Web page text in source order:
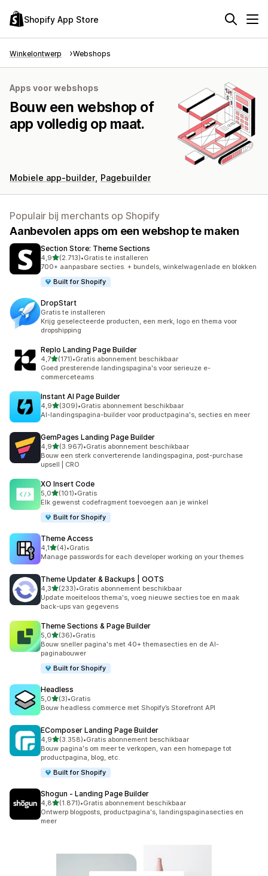
Shopify App Store
Winkelontwerp Webshops
Apps voor webshops
Bouw een webshop of
app volledig op maat.
Mobiele app-builder Pagebuilder
Populair bij merchants op Shopify
Aanbevolen apps om een webshop te maken
Section Store: Theme Sections
4,9van 5 sterren
(2.713)
2713 recensies in totaal
•Gratis te installeren
700+ aanpasbare secties. + bundels, winkelwagenlade en blokken
Built for Shopify
DropStart
Gratis te installeren
Krijg geselecteerde producten, een merk, logo en thema voor
dropshipping
Replo Landing Page Builder
4,7van 5 sterren
(171)
171 recensies in totaal
•Gratis abonnement beschikbaar
Goed presterende landingspagina's voor serieuze e-
commerceteams
Instant AI Page Builder
4,9van 5 sterren
(309)
309 recensies in totaal
•Gratis abonnement beschikbaar
AI-landingspagina-builder voor productpagina's, secties en meer
GemPages Landing Page Builder
4,9van 5 sterren
(3.967)
3967 recensies in totaal
•Gratis abonnement beschikbaar
Bouw een sterk converterende landingspagina, post-purchase
upsell | CRO
XO Insert Code
5,0van 5 sterren
(101)
101 recensies in totaal
•Gratis
Elk gewenst codefragment toevoegen aan je winkel
Built for Shopify
Theme Access
4,1van 5 sterren
(4)
4 recensies in totaal
•Gratis
Manage passwords for each developer working on your themes
Theme Updater & Backups | OOTS
4,3van 5 sterren
(233)
233 recensies in totaal
•Gratis abonnement beschikbaar
Update moeiteloos thema's, voeg nieuwe secties toe en maak
back-ups van gegevens
Theme Sections & Page Builder
5,0van 5 sterren
(36)
36 recensies in totaal
•Gratis
Bouw sneller pagina's met 40+ themasecties en de AI-
paginabouwer
Built for Shopify
Headless
5,0van 5 sterren
(3)
3 recensies in totaal
•Gratis
Bouw headless commerce met Shopify’s Storefront API
EComposer Landing Page Builder
4,9van 5 sterren
(3.358)
3358 recensies in totaal
•Gratis abonnement beschikbaar
Bouw pagina's om meer te verkopen, van een homepage tot
productpagina, blog, etc.
Built for Shopify
Shogun ‑ Landing Page Builder
4,8van 5 sterren
(1.871)
1871 recensies in totaal
•Gratis abonnement beschikbaar
Ontwerp blogposts, productpagina's, landingspaginasecties en
meer